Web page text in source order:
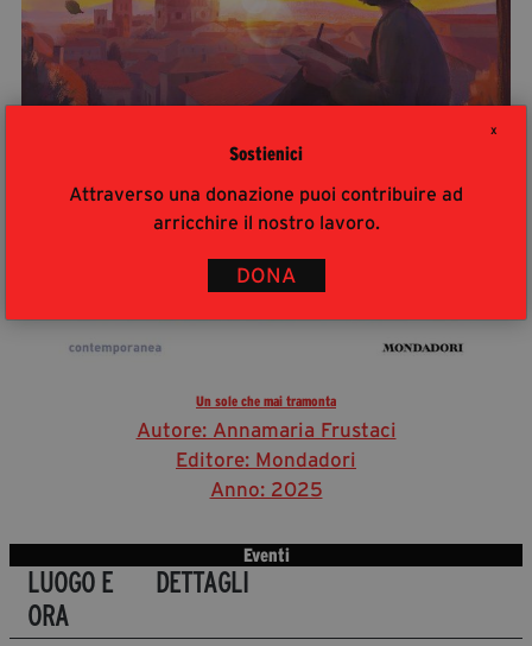
X
Sostienici
Attraverso una donazione puoi contribuire ad
arricchire il nostro lavoro.
DONA
Un sole che mai tramonta
Autore: Annamaria Frustaci
Editore: Mondadori
Anno: 2025
Eventi
LUOGO E
ORA
DETTAGLI